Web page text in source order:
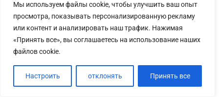
Мы используем файлы cookie, чтобы улучшить ваш опыт
просмотра, показывать персонализированную рекламу
или контент и анализировать наш трафик. Нажимая
«Принять все», вы соглашаетесь на использование наших
файлов cookie.
Настроить отклонять Принять все